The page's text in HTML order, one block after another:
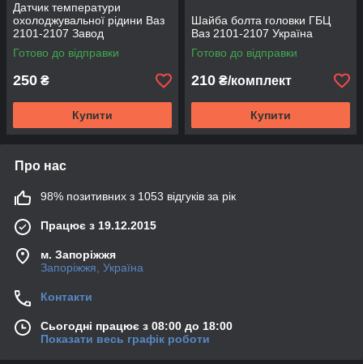
Датчик температури
охолоджувальної рідини Ваз
2101-2107 Завод
Готово до відправки
250 ₴
Купити
Шайба болта головки ГБЦ
Ваз 2101-2107 Україна
Готово до відправки
210 ₴/комплект
Купити
Про нас
98% позитивних з 1053 відгуків за рік
Працює з 19.12.2015
м. Запоріжжя
Запоріжжя, Україна
Контакти
Сьогодні працює з 08:00 до 18:00
Показати весь графік роботи